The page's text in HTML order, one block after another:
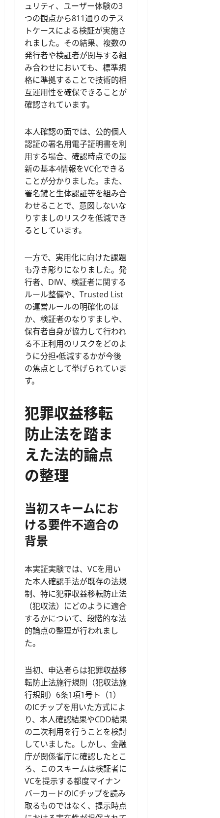
ュリティ、ユーザー体験の3
つの観点から811通りのテス
トケースによる検証が実施さ
れました。その結果、複数の
発行者や検証者が関与する組
み合わせにおいても、標準規
格に準拠することで技術的相
互運用性を確保できることが
確認されています。
本人確認の面では、公的個人
認証の署名用電子証明書を利
用する場合、確認時点での最
新の基本4情報をVC化できる
ことが分かりました。また、
署名鍵と生体認証等を組み合
わせることで、意図しないな
りすましのリスクを低減でき
るとしています。
一方で、実用化に向けた課題
も浮き彫りになりました。発
行者、DIW、検証者に関する
ルール整備や、Trusted List
の運営ルールの明確化のほ
か、検証者のなりすましや、
保有者自身が協力して行われ
る不正利用のリスクをどのよ
うに分担・低減するかが今後
の焦点として挙げられていま
す。
犯罪収益移転
防止法を踏ま
えた法的論点
の整理
当初スキームにお
ける要件不適合の
背景
本実証実験では、VCを用い
た本人確認手法が既存の法規
制、特に犯罪収益移転防止法
（犯収法）にどのように適合
するかについて、段階的な法
的論点の整理が行われまし
た。
当初、申込者らは犯罪収益移
転防止法施行規則（犯収法施
行規則）6条1項1号ト（1）
のICチップを用いた方式によ
り、本人確認結果やCDD結果
の二次利用を行うことを検討
していました。しかし、金融
庁が関係省庁に確認したとこ
ろ、このスキームは検証者に
VCを提示する都度マイナン
バーカードのICチップを読み
取るものではなく、提示時点